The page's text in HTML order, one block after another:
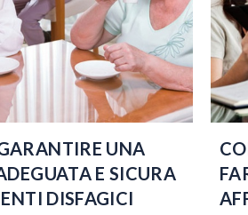
UNA
E SICURA
DISFAGICI